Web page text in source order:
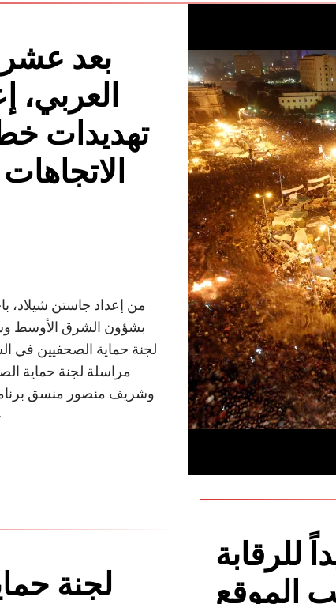
بعد
العربي،
تهديدات
من إعداد جاستن شيلاد،
بشؤون الشرق الأوسط
لجنة حماية الصحفيين في
مراسلة لجنة حماية
وشريف منصور منسق
للرقابة
لجنة